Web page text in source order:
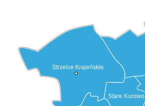
Stare Kurowo
Strzelce Krajeńskie